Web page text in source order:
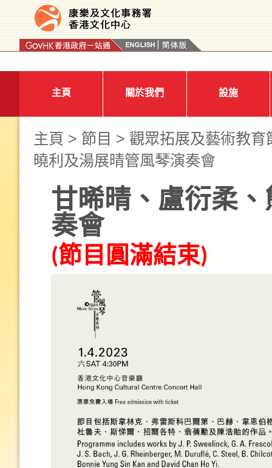
主頁 關於我們 設施
主頁 > 節目 > 觀眾拓展及藝術教育
曉利及湯展晴管風琴演奏會
甘晞晴、盧衍柔
奏會
(節目圓滿結束)